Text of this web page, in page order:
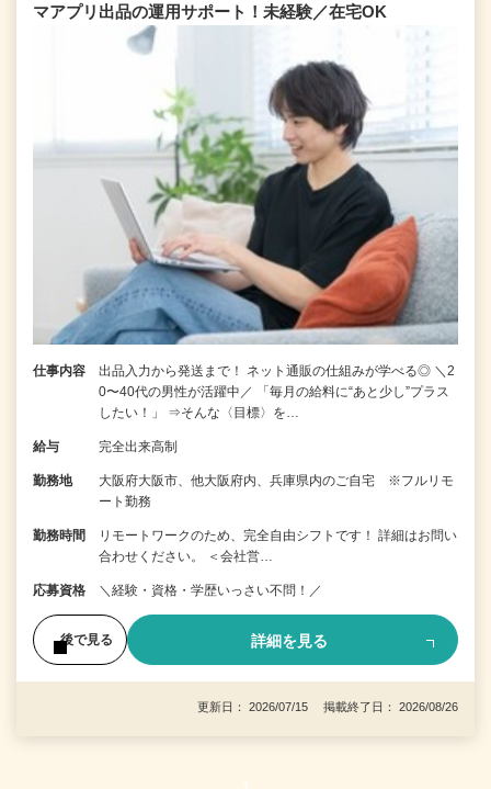
マアプリ出品の運用サポート！未経験／在宅OK
仕事内容
出品入力から発送まで！ ネット通販の仕組みが学べる◎ ＼2
0〜40代の男性が活躍中／ 「毎月の給料に“あと少し”プラス
したい！」 ⇒そんな〈目標〉を…
給与 完全出来高制
勤務地
大阪府大阪市、他大阪府内、兵庫県内のご自宅 ※フルリモ
ート勤務
勤務時間
リモートワークのため、完全自由シフトです！ 詳細はお問い
合わせください。 ＜会社営…
応募資格 ＼経験・資格・学歴いっさい不問！／
後で見る 詳細を見る
更新日： 2026/07/15 掲載終了日： 2026/08/26